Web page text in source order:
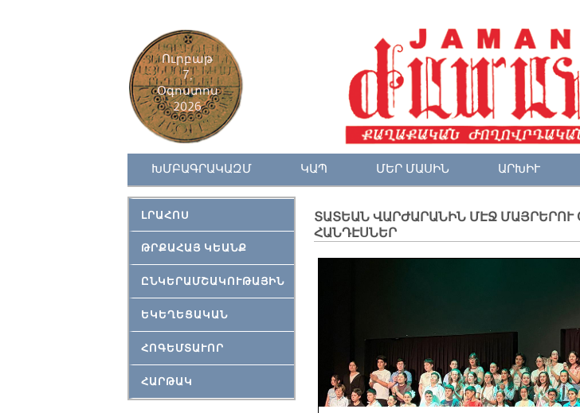
Ուրբաթ
7,
Օգոստոս
2026
ԽՄԲԱԳՐԱԿԱԶՄ ԿԱՊ ՄԵՐ ՄԱՍԻՆ ԱՐԽԻՒ
ԼՐԱՀՈՍ
ԹՐՔԱՀԱՅ ԿԵԱՆՔ
ԸՆԿԵՐԱՄՇԱԿՈՒԹԱՅԻՆ
ԵԿԵՂԵՑԱԿԱՆ
ՀՈԳԵՄՏԱՒՈՐ
ՀԱՐԹԱԿ
ՏԱՏԵԱՆ ՎԱՐԺԱՐԱՆԻՆ ՄԷՋ ՄԱՅՐԵՐՈՒ
ՀԱՆԴԷՍՆԵՐ